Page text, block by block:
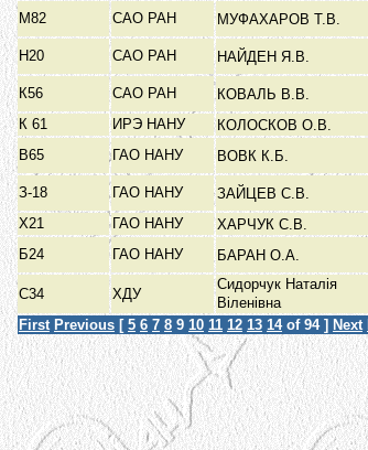
М82 САО РАН МУФАХАРОВ Т.В.
Н20 САО РАН НАЙДЕН Я.В.
К56 САО РАН КОВАЛЬ В.В.
К 61
ИРЭ НАНУ КОЛОСКОВ О.В.
В65
ГАО НАНУ ВОВК К.Б.
З-18 ГАО НАНУ ЗАЙЦЕВ С.В.
Х21
ГАО НАНУ ХАРЧУК С.В.
Б24
ГАО НАНУ БАРАН О.А.
С34 ХДУ
Сидорчук Наталія
Віленівна
First Previous [ 5 6 7 8 9 10 11 12 13 14of 94 ] Next